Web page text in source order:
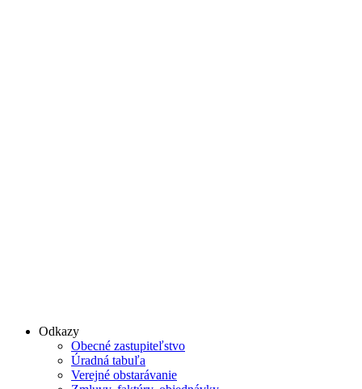
Odkazy
Obecné zastupiteľstvo
Úradná tabuľa
Verejné obstarávanie